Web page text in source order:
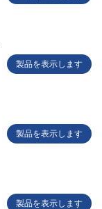
製品を表示します
製品を表示します
製品を表示します